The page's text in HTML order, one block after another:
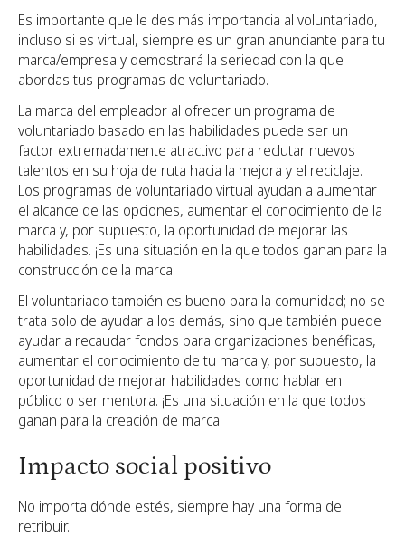
Es importante que le des más importancia al voluntariado,
incluso si es virtual, siempre es un gran anunciante para tu
marca/empresa y demostrará la seriedad con la que
abordas tus programas de voluntariado.
La marca del empleador al ofrecer un programa de
voluntariado basado en las habilidades puede ser un
factor extremadamente atractivo para reclutar nuevos
talentos en su hoja de ruta hacia la mejora y el reciclaje.
Los programas de voluntariado virtual ayudan a aumentar
el alcance de las opciones, aumentar el conocimiento de la
marca y, por supuesto, la oportunidad de mejorar las
habilidades. ¡Es una situación en la que todos ganan para la
construcción de la marca!
El voluntariado también es bueno para la comunidad; no se
trata solo de ayudar a los demás, sino que también puede
ayudar a recaudar fondos para organizaciones benéficas,
aumentar el conocimiento de tu marca y, por supuesto, la
oportunidad de mejorar habilidades como hablar en
público o ser mentora. ¡Es una situación en la que todos
ganan para la creación de marca!
Impacto social positivo
No importa dónde estés, siempre hay una forma de
retribuir.